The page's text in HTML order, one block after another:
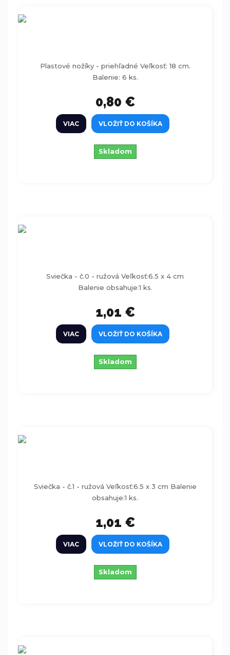
Plastové nožíky - priehľadné Veľkosť: 18 cm.
Balenie: 6 ks.
0,80 €
VIAC VLOŽIŤ DO KOŠÍKA
Skladom
Sviečka - č.0 - ružová Veľkosť:6.5 x 4 cm
Balenie obsahuje:1 ks.
1,01 €
VIAC VLOŽIŤ DO KOŠÍKA
Skladom
Sviečka - č.1 - ružová Veľkosť:6.5 x 3 cm Balenie
obsahuje:1 ks.
1,01 €
VIAC VLOŽIŤ DO KOŠÍKA
Skladom